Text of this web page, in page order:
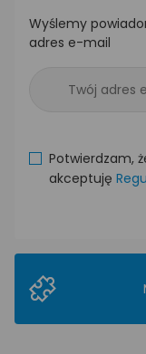
Wyślemy
adres e-mail
Potwierdzam,
akceptuję